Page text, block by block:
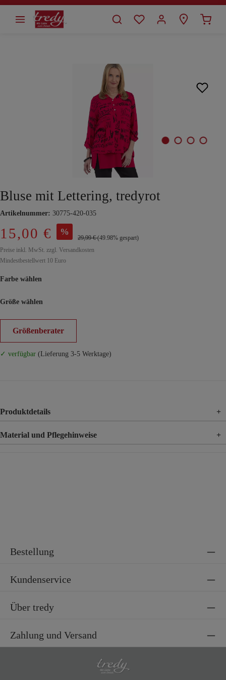
springen
Bluse mit Lettering, tredyrot
Artikelnummer: 30775-420-035
15,00 € %
29,99 €(49.98% gespart)
Preise inkl. MwSt. zzgl. Versandkosten
Mindestbestellwert 10 Euro
Farbe wählen
Größe wählen
Größenberater
✓ verfügbar (Lieferung 3-5 Werktage)
Produktdetails +
Material und Pflegehinweise +
Bestellung
Kundenservice
Über tredy
Zahlung und Versand